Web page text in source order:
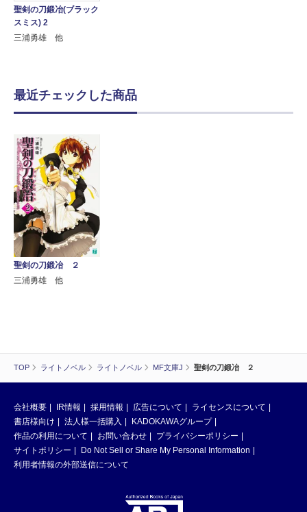
TOP ライトノベル ライトノベル MF文庫J 聖剣の刀鍛冶 ２
聖剣の刀鍛冶(ブラック
スミス) 2
三浦勇雄 他
最近チェックした商品
聖剣の刀鍛冶 ２
三浦勇雄 他
会社概要 IR情報 採用情報 広告について
ライセンスについて
書店様向け
法人様一括購入
KADOKAWAグループ
作品の利用について
お問い合わせ
プライバシーポリシー
サイトポリシー
Do Not Sell or Share My Personal Information
利用者情報の外部送信について